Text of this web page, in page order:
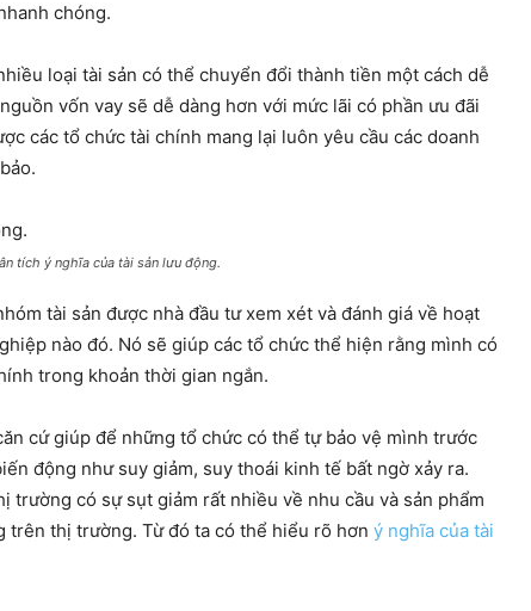
chóng.
loại tài sản có thể chuyển đổi thành tiền một cách dễ
vốn vay sẽ dễ dàng hơn với mức lãi có phần ưu đãi
các tổ chức tài chính mang lại luôn yêu cầu các doanh
tích ý nghĩa của tài sản lưu động.
tài sản được nhà đầu tư xem xét và đánh giá về hoạt
nào đó. Nó sẽ giúp các tổ chức thể hiện rằng mình có
trong khoản thời gian ngắn.
cứ giúp để những tổ chức có thể tự bảo vệ mình trước
động như suy giảm, suy thoái kinh tế bất ngờ xảy ra.
trường có sự sụt giảm rất nhiều về nhu cầu và sản phẩm
trên thị trường. Từ đó ta có thể hiểu rõ hơn ý nghĩa của tài